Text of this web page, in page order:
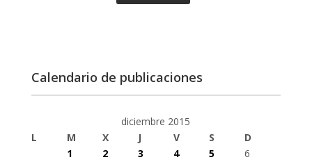
Calendario de publicaciones
diciembre 2015
L
M X J V S
D
1
2 3 4 5
6